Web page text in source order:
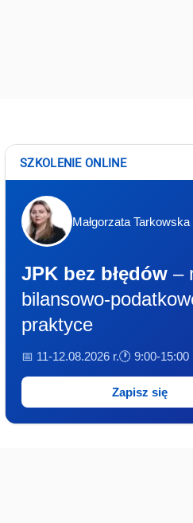
SZKOLENIE ONLINE
Małgorzata Tarkowska
JPK bez błędów –
bilansowo-
praktyce
📅 11-12.08.2026 r.🕐 9:00-15:00
Zapisz się